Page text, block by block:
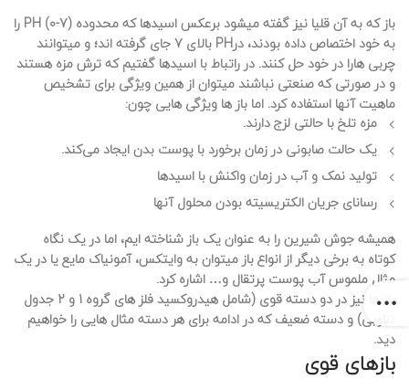
باز که به آن قلیا نیز گفته میشود برعکس اسیدها که محدوده PH (0-7) را
به خود اختصاص داده بودند، درPH بالای 7 جای گرفته اند؛ و میتوانند
چربی هارا در خود حل کنند. در راتباط با اسیدها گفتیم که ترش مزه هستند
و در صورتی که صنعتی نباشند میتوان از همین ویژگی برای تشخیص
ماهیت آنها استفاده کرد. اما باز ها ویژگی هایی چون:
مزه تلخ با حالتی لزج دارند.
یک حالت صابونی در زمان برخورد با پوست بدن ایجاد می‌کند.
تولید نمک و آب در زمان واکنش با اسیدها
رسانای جریان الکتریسیته بودن محلول آنها
همیشه جوش شیرین را به عنوان یک باز شناخته ایم، اما در یک نگاه
کوتاه به برخی دیگر از انواع باز میتوان به وایتکس، آمونیاک مایع یا در یک
مثال ملموس آب پوست پرتقال و… اشاره کرد.
باز ها نیز در دو دسته قوی (شامل هیدروکسید فلز های گروه 1 و 2 جدول
تناوبی) و دسته ضعیف که در ادامه برای هر دسته مثال هایی را خواهیم
دید.
بازهای قوی